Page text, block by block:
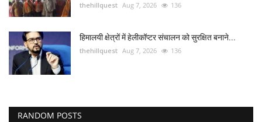
thehillquest Aug 7, 2026 136
हिमालयी क्षेत्रों में हेलीकॉप्टर संचालन को सुरक्षित बनाने...
thehillquest Aug 7, 2026 136
RANDOM POSTS